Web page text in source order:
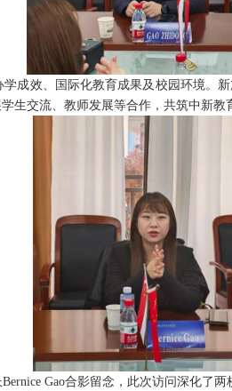
成效、国际化教育成果及校园环境。
生交流、教师发展等合作，共筑中新教
Bernice Gao合影留念，此次访问深化了两